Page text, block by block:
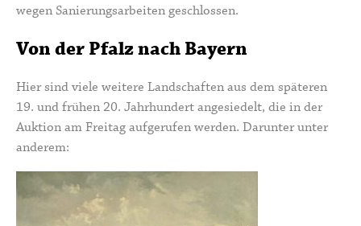
wegen Sanierungsarbeiten geschlossen.
Von der Pfalz nach Bayern
Hier sind viele weitere Landschaften aus dem späteren
19. und frühen 20. Jahrhundert angesiedelt, die in der
Auktion am Freitag aufgerufen werden. Darunter unter
anderem: